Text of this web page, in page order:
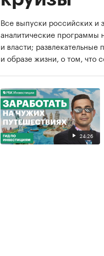
Все выпуски российских и
аналитические программы
и власти;
и образе жизни, о том,
24:26